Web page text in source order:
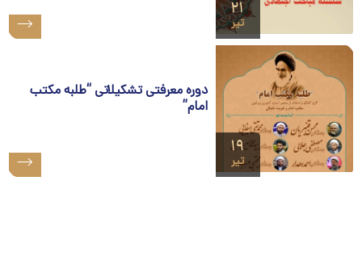
۲۱
۱۹
تیر
دوره معرفتی تشکیلاتی “طلبه مکتب